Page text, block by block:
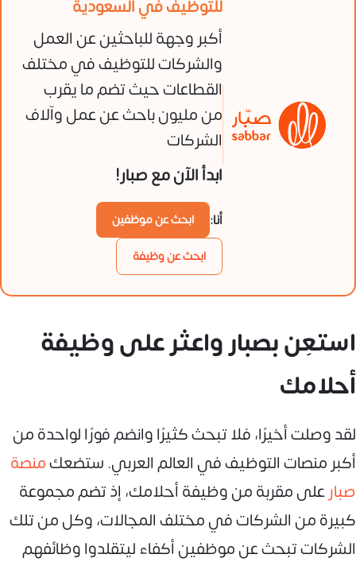
للتوظيف في السعودية
أكبر وجهة للباحثين عن العمل
والشركات للتوظيف في مختلف
القطاعات حيث تضم ما يقرب
من مليون باحث عن عمل وآلاف
الشركات
ابدأ الآن مع صبار!
أنا:
ابحث عن موظفين
ابحث عن وظيفة
استعِن بصبار واعثر على وظيفة
أحلامك
لقد وصلت أخيرًا، فلا تبحث كثيرًا وانضم فورًا لواحدة من
أكبر منصات التوظيف في العالم العربي. ستضعكمنصة
صبارعلى مقربة من وظيفة أحلامك، إذ تضم مجموعة
كبيرة من الشركات في مختلف المجالات، وكلٌّ من تلك
الشركات تبحث عن موظفين أكفاء ليتقلدوا وظائفهم